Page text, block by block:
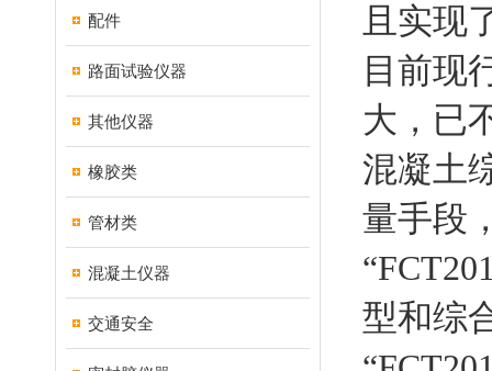
配件
路面试验仪器
其他仪器
橡胶类
管材类
混凝土仪器
交通安全
且实现
目前现
大，已
混凝土
量手段
型和综